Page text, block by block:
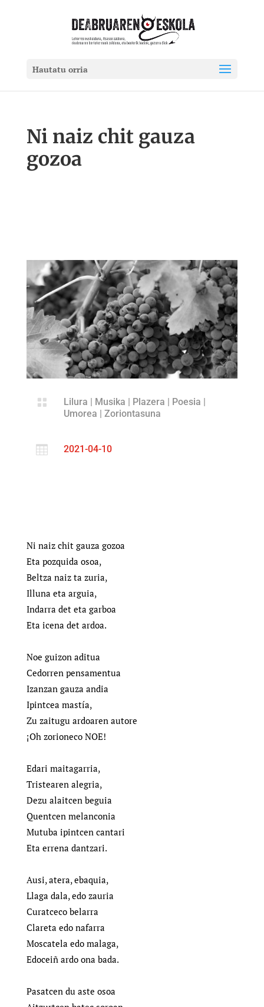
Hautatu orria
Ni naiz chit gauza
gozoa
 Lilura Musika Plazera Poesia
Umorea
Zoriontasuna
 2021-04-10
Ni naiz chit gauza gozoa
Eta pozquida osoa,
Beltza naiz ta zuria,
Illuna eta arguia,
Indarra det eta garboa
Eta icena det ardoa.
Noe guizon aditua
Cedorren pensamentua
Izanzan gauza andia
Ipintcea mastía,
Zu zaitugu ardoaren autore
¡Oh zorioneco NOE!
Edari maitagarria,
Tristearen alegria,
Dezu alaitcen beguia
Quentcen melanconia
Mutuba ipintcen cantari
Eta errena dantzari.
Ausi, atera, ebaquia,
Llaga dala, edo zauria
Curatceco belarra
Clareta edo nafarra
Moscatela edo malaga,
Edoceiñ ardo ona bada.
Pasatcen du aste osoa